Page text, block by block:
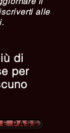
alle
di
per
Pass